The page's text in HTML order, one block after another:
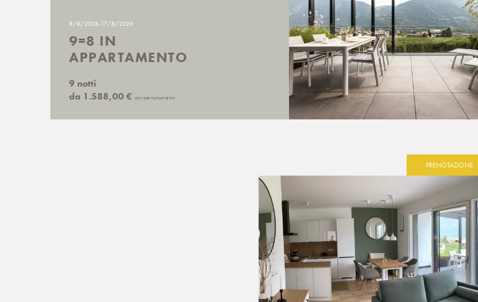
8/8/2026-17/8/2026
9=8 IN
APPARTAMENTO
9 notti
da 1.588,00 € con pernottamento
PRENOTAZIONE